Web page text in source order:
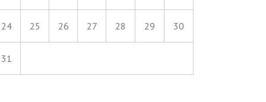
24 25 26 27 28 29 30
31